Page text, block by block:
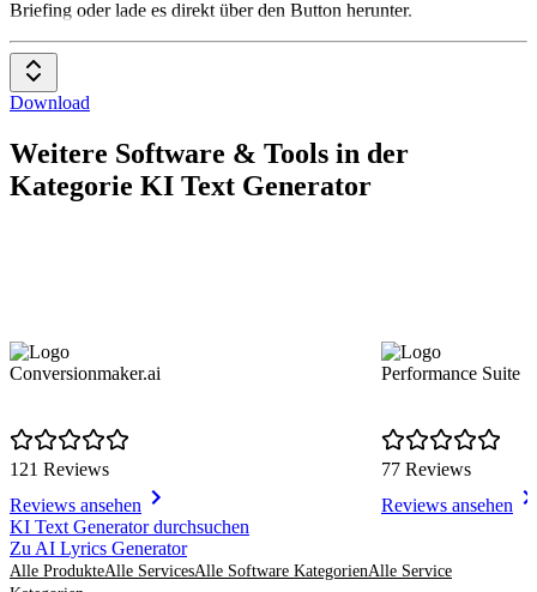
Briefing oder lade es direkt über den Button herunter.
Download
Weitere Software & Tools in der
Kategorie KI Text Generator
Conversionmaker.ai
121 Reviews
Reviews ansehen
Performance Suite
77 Reviews
Reviews ansehen
Item
1
of
KI Text Generator durchsuchen
Zu AI Lyrics Generator
Alle ProdukteAlle ServicesAlle Software KategorienAlle Service